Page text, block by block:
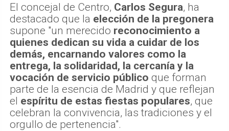
El concejal de Centro, Carlos Segura, ha
destacado que la elección de la pregonera
supone "un merecido reconocimiento a
quienes dedican su vida a cuidar de los
demás, encarnando valores como la
entrega, la solidaridad, la cercanía y la
vocación de servicio público que forman
parte de la esencia de Madrid y que reflejan
el espíritu de estas fiestas populares, que
celebran la convivencia, las tradiciones y el
orgullo de pertenencia".